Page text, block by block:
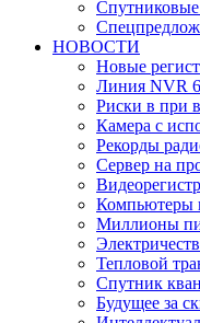
НОВОСТИ
Новые
Линия NVR
Риски в при
Камера с
Рекорды
Сервер на
Компьютеры
Миллионы
Тепловой
Спутник
Будущее за